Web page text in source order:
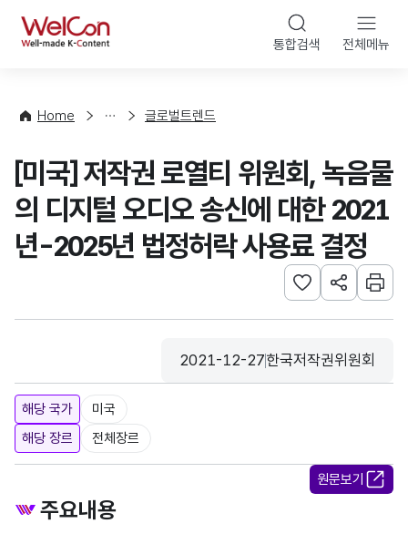
WelCon 통합검색 전체메뉴
Home
향
계
글로벌트렌드
[미국] 저작권 로열티 위원회, 녹음물
의 디지털 오디오 송신에 대한 2021
년-2025년 법정허락 사용료 결정
관심사 등록하기
URL 공유하
인쇄
등록일
2021-12-27
수집기관
한국저작권위원회
해당 국가
미국
해당 장르
전체장르
원문보기
주요내용